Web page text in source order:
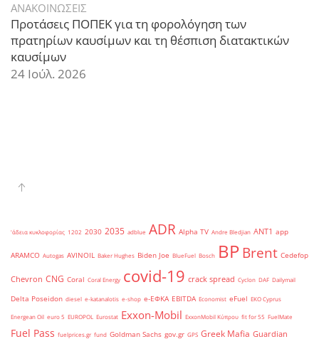
ΑΝΑΚΟΙΝΩΣΕΙΣ
Προτάσεις ΠΟΠΕΚ για τη φορολόγηση των
πρατηρίων καυσίμων και τη θέσπιση διατακτικών
καυσίμων
24 Ιούλ. 2026
'άδεια κυκλοφορίας 1202 2030 2035 adblue ADR Alpha TV Andre Bledjian ANT1 app
ARAMCO Autogas AVINOIL Baker Hughes Biden Joe BlueFuel Bosch BPBrent Cedefop
Chevron CNG Coral Coral Energy covid-19 crack spread Cyclon DAF Dailymail
Delta Poseidon diesel e-katanalotis e-shop e-ΕΦΚΑ EBITDA Economist eFuel EKO Cyprus
Energean Oil euro 5 EUROPOL Eurostat Exxon-Mobil ExxonMobil Κύπρου fit for 55 FuelMate
Fuel Pass fuelprices.gr fund Goldman Sachs gov.gr GPS Greek Mafia Guardian